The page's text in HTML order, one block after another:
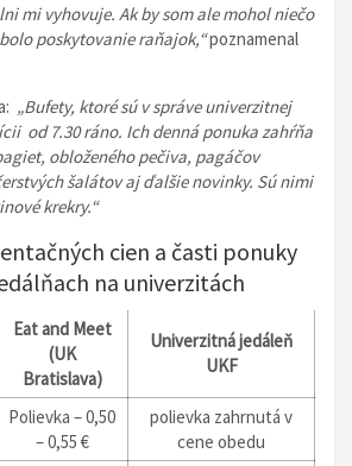
mi vyhovuje. Ak by som ale mohol niečo
poskytovanie raňajok,“poznamenal
„Bufety, ktoré sú v správe univerzitnej
od 7.30 ráno. Ich denná ponuka zahŕňa
obloženého pečiva, pagáčov
šalátov aj ďalšie novinky. Sú nimi
krekry.“
cien a časti ponuky
na univerzitách
Eat and Meet
(UK
Bratislava)
Univerzitná jedáleň
UKF
Polievka – 0,50
– 0,55 €
polievka zahrnutá v
cene obedu